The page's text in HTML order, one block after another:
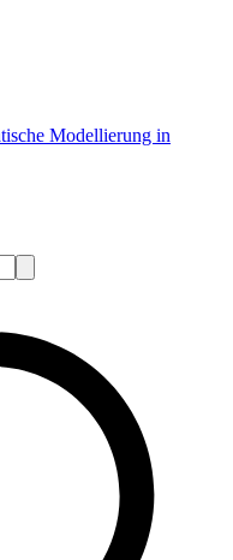
Modellierung in